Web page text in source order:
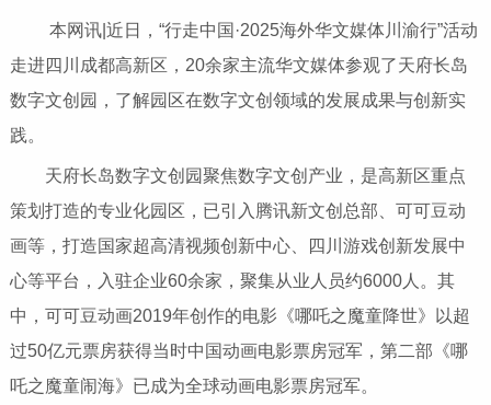
本网讯|近日，“行走中国·2025海外华文媒体川渝行”活动
走进四川成都高新区，20余家主流华文媒体参观了天府长岛
数字文创园，了解园区在数字文创领域的发展成果与创新实
践。
天府长岛数字文创园聚焦数字文创产业，是高新区重点
策划打造的专业化园区，已引入腾讯新文创总部、可可豆动
画等，打造国家超高清视频创新中心、四川游戏创新发展中
心等平台，入驻企业60余家，聚集从业人员约6000人。其
中，可可豆动画2019年创作的电影《哪吒之魔童降世》以超
过50亿元票房获得当时中国动画电影票房冠军，第二部《哪
吒之魔童闹海》已成为全球动画电影票房冠军。